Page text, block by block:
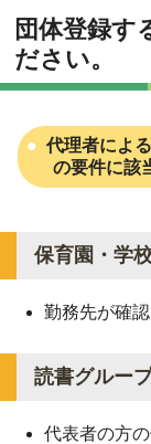
団体登録す
ださい。
代理者によ
の要件に該
保育園・学
勤務先が確
読書グルー
代表者の方